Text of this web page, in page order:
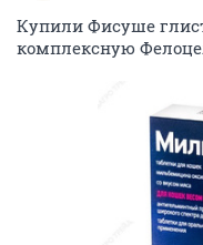
Купили Фисуше
комплексную